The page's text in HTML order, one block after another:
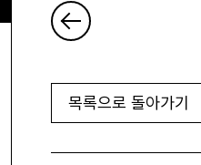
목록으로 돌아가기